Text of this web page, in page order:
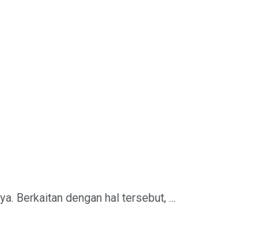
Berkaitan dengan hal tersebut, ...